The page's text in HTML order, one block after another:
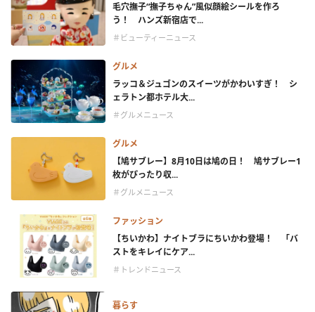
毛穴撫子“撫子ちゃん”風似顔絵シールを作ろ
う！ ハンズ新宿店で...
＃ビューティーニュース
グルメ
ラッコ＆ジュゴンのスイーツがかわいすぎ！ シ
ェラトン都ホテル大...
＃グルメニュース
グルメ
【鳩サブレー】8月10日は鳩の日！ 鳩サブレー1
枚がぴったり収...
＃グルメニュース
ファッション
【ちいかわ】ナイトブラにちいかわ登場！ 「バ
ストをキレイにケア...
＃トレンドニュース
暮らす